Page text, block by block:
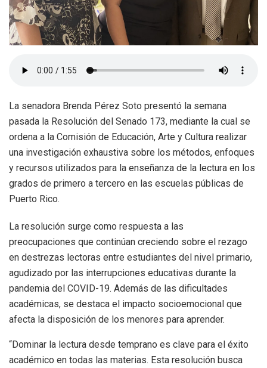
La senadora Brenda Pérez Soto presentó la semana
pasada la Resolución del Senado 173, mediante la cual se
ordena a la Comisión de Educación, Arte y Cultura realizar
una investigación exhaustiva sobre los métodos, enfoques
y recursos utilizados para la enseñanza de la lectura en los
grados de primero a tercero en las escuelas públicas de
Puerto Rico.
La resolución surge como respuesta a las
preocupaciones que continúan creciendo sobre el rezago
en destrezas lectoras entre estudiantes del nivel primario,
agudizado por las interrupciones educativas durante la
pandemia del COVID-19. Además de las dificultades
académicas, se destaca el impacto socioemocional que
afecta la disposición de los menores para aprender.
“Dominar la lectura desde temprano es clave para el éxito
académico en todas las materias. Esta resolución busca